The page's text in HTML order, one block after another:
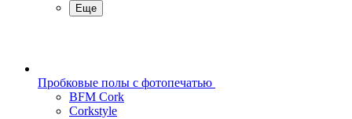
Еще
Пробковые полы с фотопечатью
BFM Cork
Corkstyle